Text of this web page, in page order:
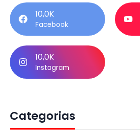
10,0K
Facebook
10,0K
Instagram
Categorias